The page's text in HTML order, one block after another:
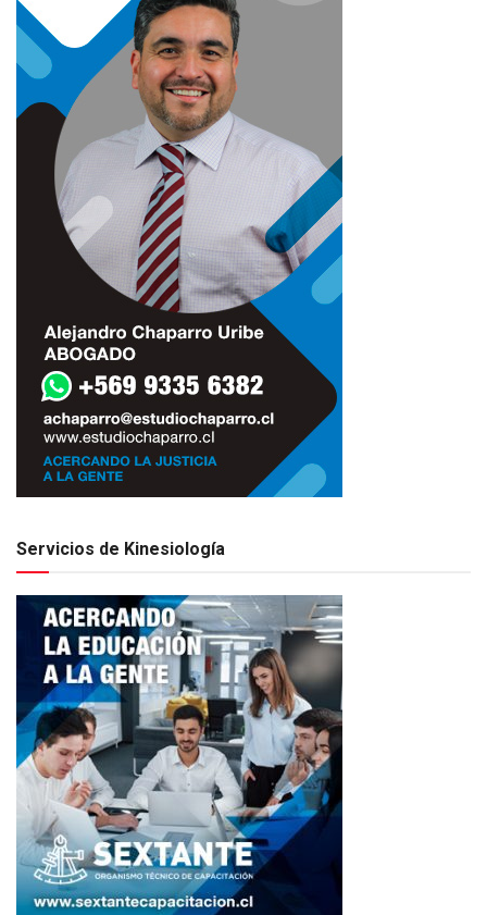
Servicios de Kinesiología